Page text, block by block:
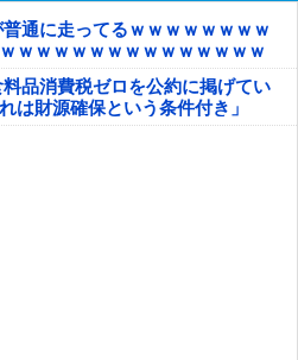
通に走ってるｗｗｗｗｗｗｗｗ
ｗｗｗｗｗｗｗｗｗｗｗｗｗｗ
料品消費税ゼロを公約に掲げてい
は財源確保という条件付き」